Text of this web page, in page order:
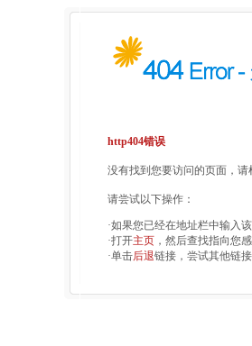
http404错误
没有找到您要访问的页面，
请尝试以下操作：
·如果您已经在地址栏中输入
·打开主页 ，然后查找指向您
·单击后退链接，尝试其他链